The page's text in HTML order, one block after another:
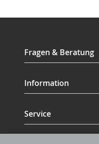
Fragen & Beratung
Information
Service